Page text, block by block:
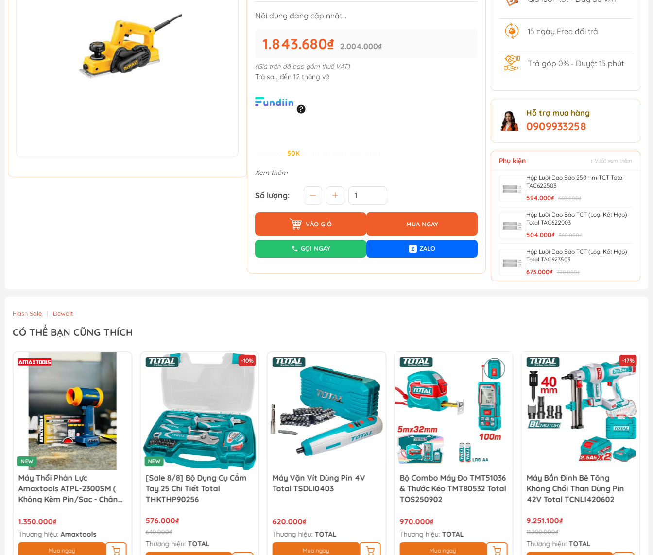
Nội dung đang cập nhật...
1.843.680₫ 2.004.000₫
(Giá trên đã bao gồm thuế VAT)
Trả sau đến 12 tháng với
50K
Xem thêm
Số lượng:
VÀO GIỎ MUA NGAY
GỌI NGAY Z ZALO
15 ngày Free đổi trả
Trả góp 0% - Duyệt 15 phút
Hỗ trợ mua hàng
0909933258
Phụ kiện ↕ Vuốt xem thêm
Hộp Lưỡi Dao Bào 250mm TCT Total
TAC622503
594.000₫ 660.000₫
Hộp Lưỡi Dao Bào TCT (Loại Kết Hợp)
Total TAC622003
504.000₫ 560.000₫
Hộp Lưỡi Dao Bào TCT (Loại Kết Hợp)
Total TAC623503
673.000₫ 770.000₫
Hộp lưỡi dao bào TCT(loại kết hợp)
Total TAC625003
794.000₫ 908.000₫
Flash Sale | Dewalt
CÓ THỂ BẠN CŨNG THÍCH
NEW
Máy Thổi Phản Lực
Amaxtools ATPL-2300SM (
Không Kèm Pin/sạc - Chân
1.350.000₫
Thương hiệu:Amaxtools
Mua ngay
-10%
NEW
[Sale 8/8] Bộ Dụng Cụ Cầm
Tay 25 Chi Tiết Total
THKTHP90256
576.000₫
640.000₫
Thương hiệu: TOTAL
Máy Vặn Vít Dùng Pin 4V
Total TSDLI0403
620.000₫
Thương hiệu: TOTAL
Mua ngay
Bộ Combo Máy Đo TMT51036
& Thước Kéo TMT80532 Total
TOS250902
970.000₫
Thương hiệu: TOTAL
Mua ngay
-17%
Máy Bắn Đinh Bê Tông
Không Chổi Than Dùng Pin
42V Total TCNLI420602
9.251.100₫
11.200.000₫
Thương hiệu: TOTAL